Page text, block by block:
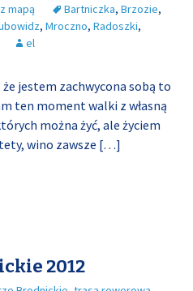
mapą Bartniczka, Brzozie,
, Mroczno, Radoszki,
el
jestem zachwycona sobą to
ten moment walki z własną
można żyć, ale życiem
wino zawsze […]
2012